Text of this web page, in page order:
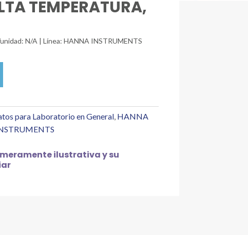
TEMPERATURA,
N/A | Línea: HANNA INSTRUMENTS
para Laboratorio en General, HANNA
ilustrativa y su